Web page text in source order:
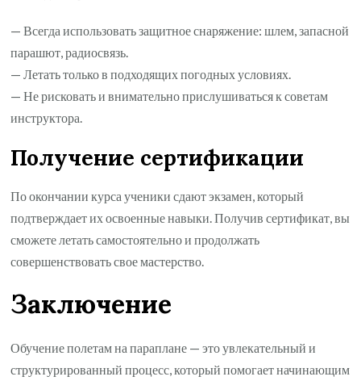
— Всегда использовать защитное снаряжение: шлем, запасной
парашют, радиосвязь.
— Летать только в подходящих погодных условиях.
— Не рисковать и внимательно прислушиваться к советам
инструктора.
Получение сертификации
По окончании курса ученики сдают экзамен, который
подтверждает их освоенные навыки. Получив сертификат, вы
сможете летать самостоятельно и продолжать
совершенствовать свое мастерство.
Заключение
Обучение полетам на параплане — это увлекательный и
структурированный процесс, который помогает начинающим